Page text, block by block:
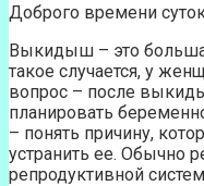
Доброго времени
Выкидыш – это
такое случается, у
вопрос – после
планировать
– понять причину,
устранить ее. Обычно
репродуктивной